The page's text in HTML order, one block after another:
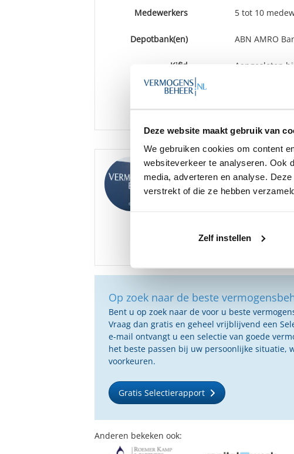
Deze website maakt gebruik van
We gebruiken cookies om content
websiteverkeer te analyseren. Ook
media, adverteren en analyse.
verstrekt of die ze hebben
Zelf instellen
Medewerkers 5 tot 10
Depotbank(en) ABN AMRO
Kifid
Aangesloten
Goedemiddag,
We hebben diverse
beschikbaar, onder andere
Op zoek naar de beste
Bent u op zoek naar de voor u beste
Vraag dan gratis en geheel vrijblijvend een
e-mail ontvangt u een selectie van goede
het beste passen bij uw persoonlijke situatie,
voorkeuren.
Gratis Selectierapport
Anderen bekeken ook: